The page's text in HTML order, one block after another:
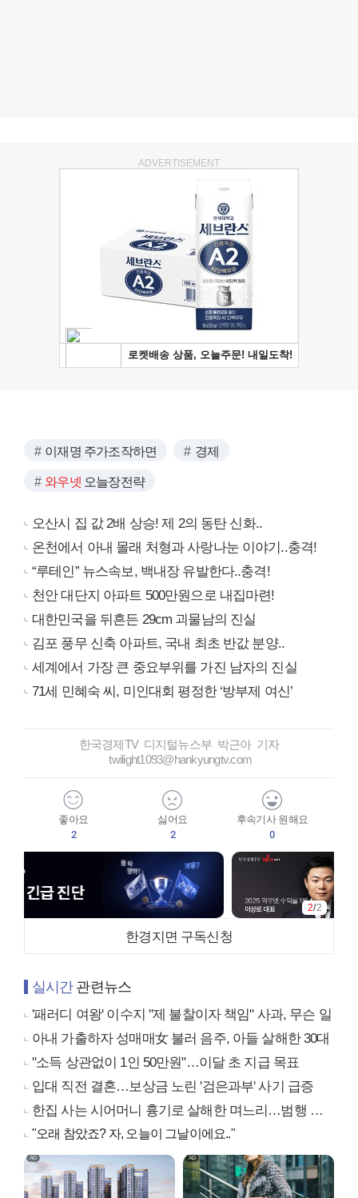
ADVERTISEMENT
이재명 주가조작하면 경제
와우넷 오늘장전략
오산시 집 값 2배 상승! 제 2의 동탄 신화..
온천에서 아내 몰래 처형과 사랑나눈 이야기..충격!
“루테인” 뉴스속보, 백내장 유발한다..충격!
천안 대단지 아파트 500만원으로 내집마련!
대한민국을 뒤흔든 29cm 괴물남의 진실
김포 풍무 신축 아파트, 국내 최초 반값 분양..
세계에서 가장 큰 중요부위를 가진 남자의 진실
71세 민혜숙 씨, 미인대회 평정한 ‘방부제 여신’
한국경제TV 디지털뉴스부 박근아 기자
twilight1093@hankyungtv.com
좋아요
2
싫어요
2
후속기사 원해요
0
2/2
한경지면 구독신청
실시간관련뉴스
'패러디 여왕' 이수지 "제 불찰이자 책임" 사과, 무슨 일
아내 가출하자 성매매女 불러 음주, 아들 살해한 30대
"소득 상관없이 1인 50만원"…이달 초 지급 목표
입대 직전 결혼…보상금 노린 '검은과부' 사기 급증
한집 사는 시어머니 흉기로 살해한 며느리…범행 동기는
"오래 참았죠? 자, 오늘이 그날이에요.."